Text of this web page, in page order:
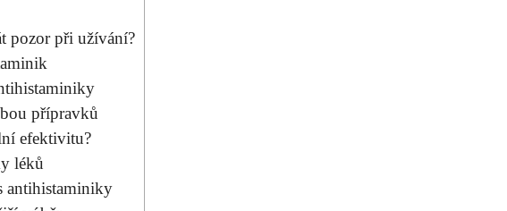
pozor​ při užívání?
přípravků
efektivitu?
léků
antihistaminiky